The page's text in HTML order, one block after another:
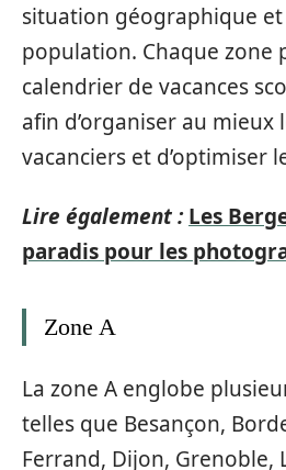
situation géographique
population. Chaque zone
calendrier de vacances
afin d’organiser au mieux
vacanciers et d’optimiser
Lire également : Les
paradis pour les
Zone A
La zone A englobe
telles que Besançon,
Ferrand, Dijon, Grenoble,